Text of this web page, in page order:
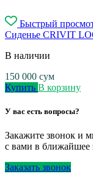
Быстрый
Сиденье CRIVIT
В наличии
150 000 сум
Купить В корзину
У вас есть вопросы?
Закажите звонок и
с вами в ближайшее
Заказать звонок